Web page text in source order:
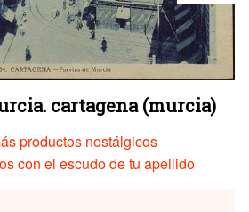
cartagena (murcia)
productos nostálgicos
con el escudo de tu apellido